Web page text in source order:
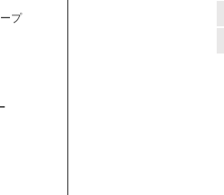
プ